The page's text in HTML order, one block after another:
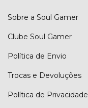
Sobre a Soul Gamer
Clube Soul Gamer
Política de Envio
Trocas e Devoluções
Política de Privacidade